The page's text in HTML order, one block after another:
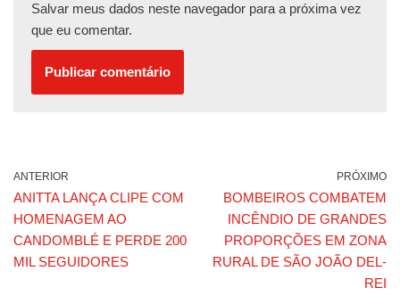
Salvar meus dados neste navegador para a próxima vez
que eu comentar.
ANTERIOR
ANITTA LANÇA CLIPE COM
HOMENAGEM AO
CANDOMBLÉ E PERDE 200
MIL SEGUIDORES
PRÓXIMO
BOMBEIROS COMBATEM
INCÊNDIO DE GRANDES
PROPORÇÕES EM ZONA
RURAL DE SÃO JOÃO DEL-
REI